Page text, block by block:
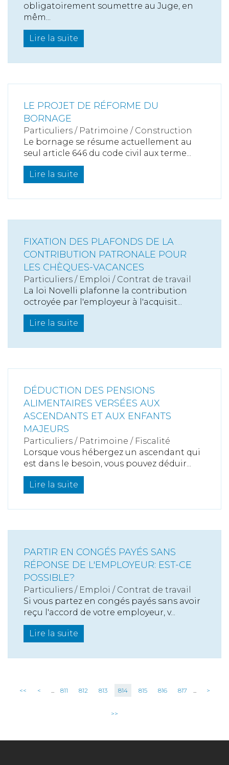
obligatoirement soumettre au Juge, en
mêm...
Lire la suite
LE PROJET DE RÉFORME DU
BORNAGE
Particuliers / Patrimoine / Construction
Le bornage se résume actuellement au
seul article 646 du code civil aux terme...
Lire la suite
FIXATION DES PLAFONDS DE LA
CONTRIBUTION PATRONALE POUR
LES CHÈQUES-VACANCES
Particuliers / Emploi / Contrat de travail
La loi Novelli plafonne la contribution
octroyée par l'employeur à l'acquisit...
Lire la suite
DÉDUCTION DES PENSIONS
ALIMENTAIRES VERSÉES AUX
ASCENDANTS ET AUX ENFANTS
MAJEURS
Particuliers / Patrimoine / Fiscalité
Lorsque vous hébergez un ascendant qui
est dans le besoin, vous pouvez déduir...
Lire la suite
PARTIR EN CONGÉS PAYÉS SANS
RÉPONSE DE L'EMPLOYEUR: EST-CE
POSSIBLE?
Particuliers / Emploi / Contrat de travail
Si vous partez en congés payés sans avoir
reçu l'accord de votre employeur, v...
Lire la suite
<< < ... 811 812 813 814 815 816 817 ... >
>>